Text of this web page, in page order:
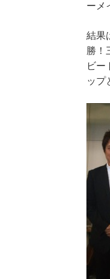
ーメ
結果
勝！
ビー
ップ